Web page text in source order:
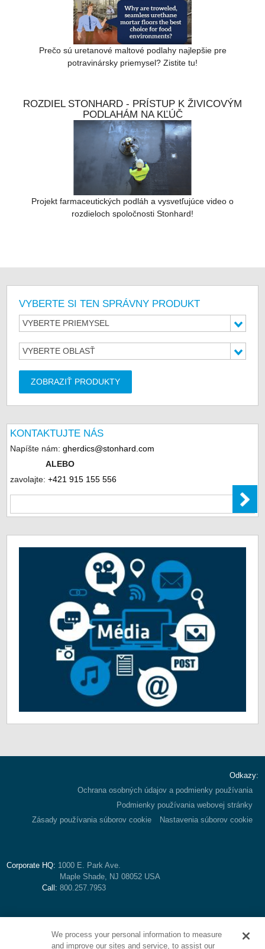
Prečo sú uretanové maltové podlahy najlepšie pre
potravinársky priemysel? Zistite tu!
ROZDIEL STONHARD - PRÍSTUP K ŽIVICOVÝM
PODLAHÁM NA KĽÚČ
Projekt farmaceutických podláh a vysvetľujúce video o
rozdieloch spoločnosti Stonhard!
VYBERTE SI TEN SPRÁVNY PRODUKT
VYBERTE PRIEMYSEL
VYBERTE OBLASŤ
ZOBRAZIŤ PRODUKTY
KONTAKTUJTE NÁS
Napíšte nám:gherdics@stonhard.com
ALEBO
zavolajte:+421 915 155 556
Odkazy:
Ochrana osobných údajov a podmienky používania
Podmienky používania webovej stránky
Zásady používania súborov cookie
Nastavenia súborov cookie
Corporate HQ: 1000 E. Park Ave.
Maple Shade, NJ 08052 USA
Call: 800.257.7953
We process your personal information to measure
and improve our sites and service, to assist our